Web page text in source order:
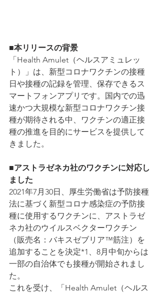
■本リリースの背景
「Health Amulet（ヘルスアミュレッ
ト）」は、新型コロナワクチンの接種
日や接種の記録を管理、保存できるス
マートフォンアプリです。国内での迅
速かつ大規模な新型コロナワクチン接
種が期待される中、ワクチンの適正接
種の推進を目的にサービスを提供して
きました。
■アストラゼネカ社のワクチンに対応し
ました
2021年7月30日、厚生労働省は予防接種
法に基づく新型コロナ感染症の予防接
種に使用するワクチンに、アストラゼ
ネカ社のウイルスベクターワクチン
（販売名：バキスゼブリア™筋注）を
追加することを決定*1、8月中旬からは
一部の自治体でも接種が開始されまし
た。
これを受け、「Health Amulet（ヘルス